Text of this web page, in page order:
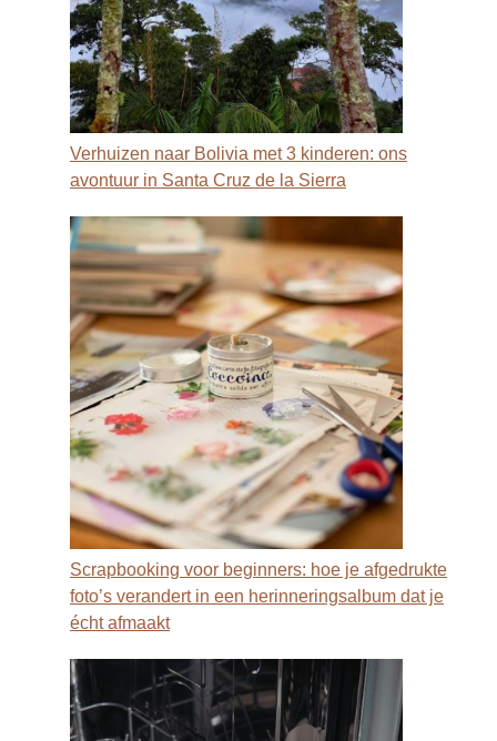
Verhuizen naar Bolivia met 3 kinderen: ons
avontuur in Santa Cruz de la Sierra
Scrapbooking voor beginners: hoe je afgedrukte
foto’s verandert in een herinneringsalbum dat je
écht afmaakt